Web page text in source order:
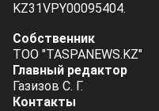
KZ31VPY00095404.
Собственник
ТОО "TASPANEWS.KZ"
Главный редактор
Газизов С. Г.
Контакты